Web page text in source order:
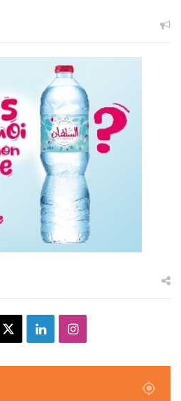
LinkedinInstagram